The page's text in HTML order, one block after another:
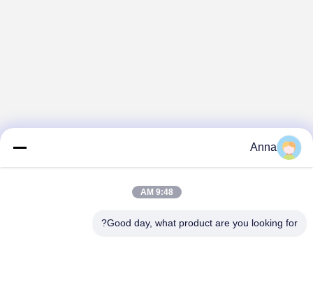
Anna
9:48 AM
Good day, what product are you looking for?